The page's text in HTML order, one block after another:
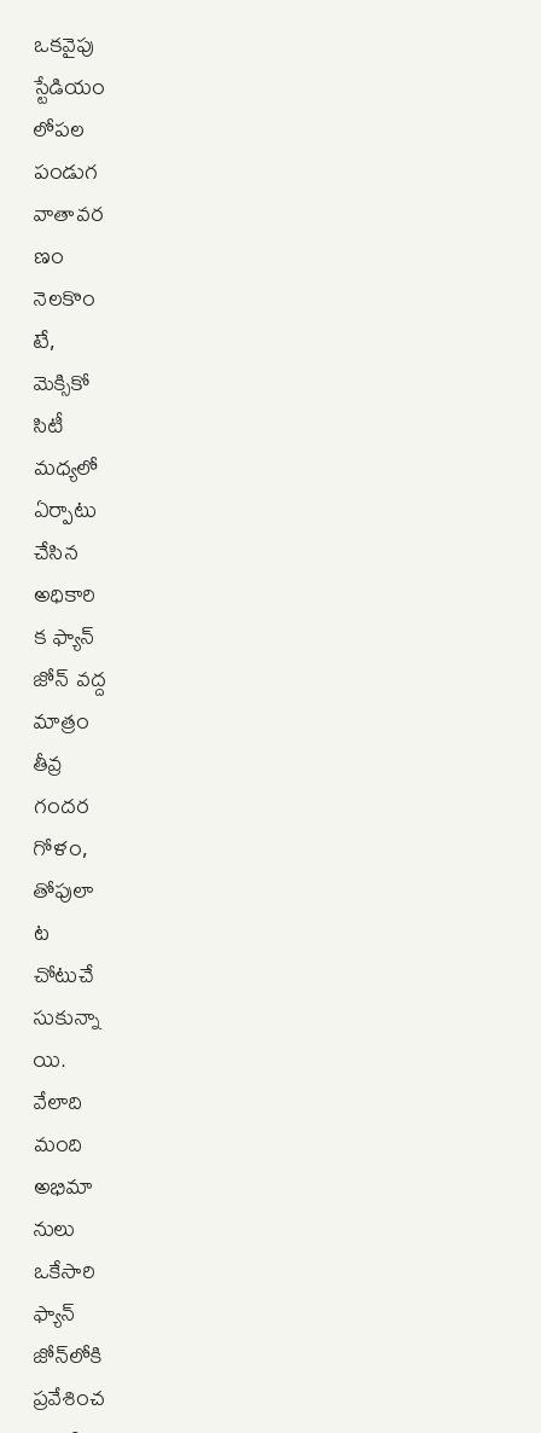
ఒకవైపు
స్టేడియం
లోపల
పండుగ
వాతావర
ణం
నెలకొం
టే,
మెక్సికో
సిటీ
మధ్యలో
ఏర్పాటు
చేసిన
అధికారి
క ఫ్యాన్
జోన్ వద్ద
మాత్రం
తీవ్ర
గందర
గోళం,
తోపులా
ట
చోటుచే
సుకున్నా
యి.
వేలాది
మంది
అభిమా
నులు
ఒకేసారి
ఫ్యాన్
జోన్‌లోకి
ప్రవేశించ